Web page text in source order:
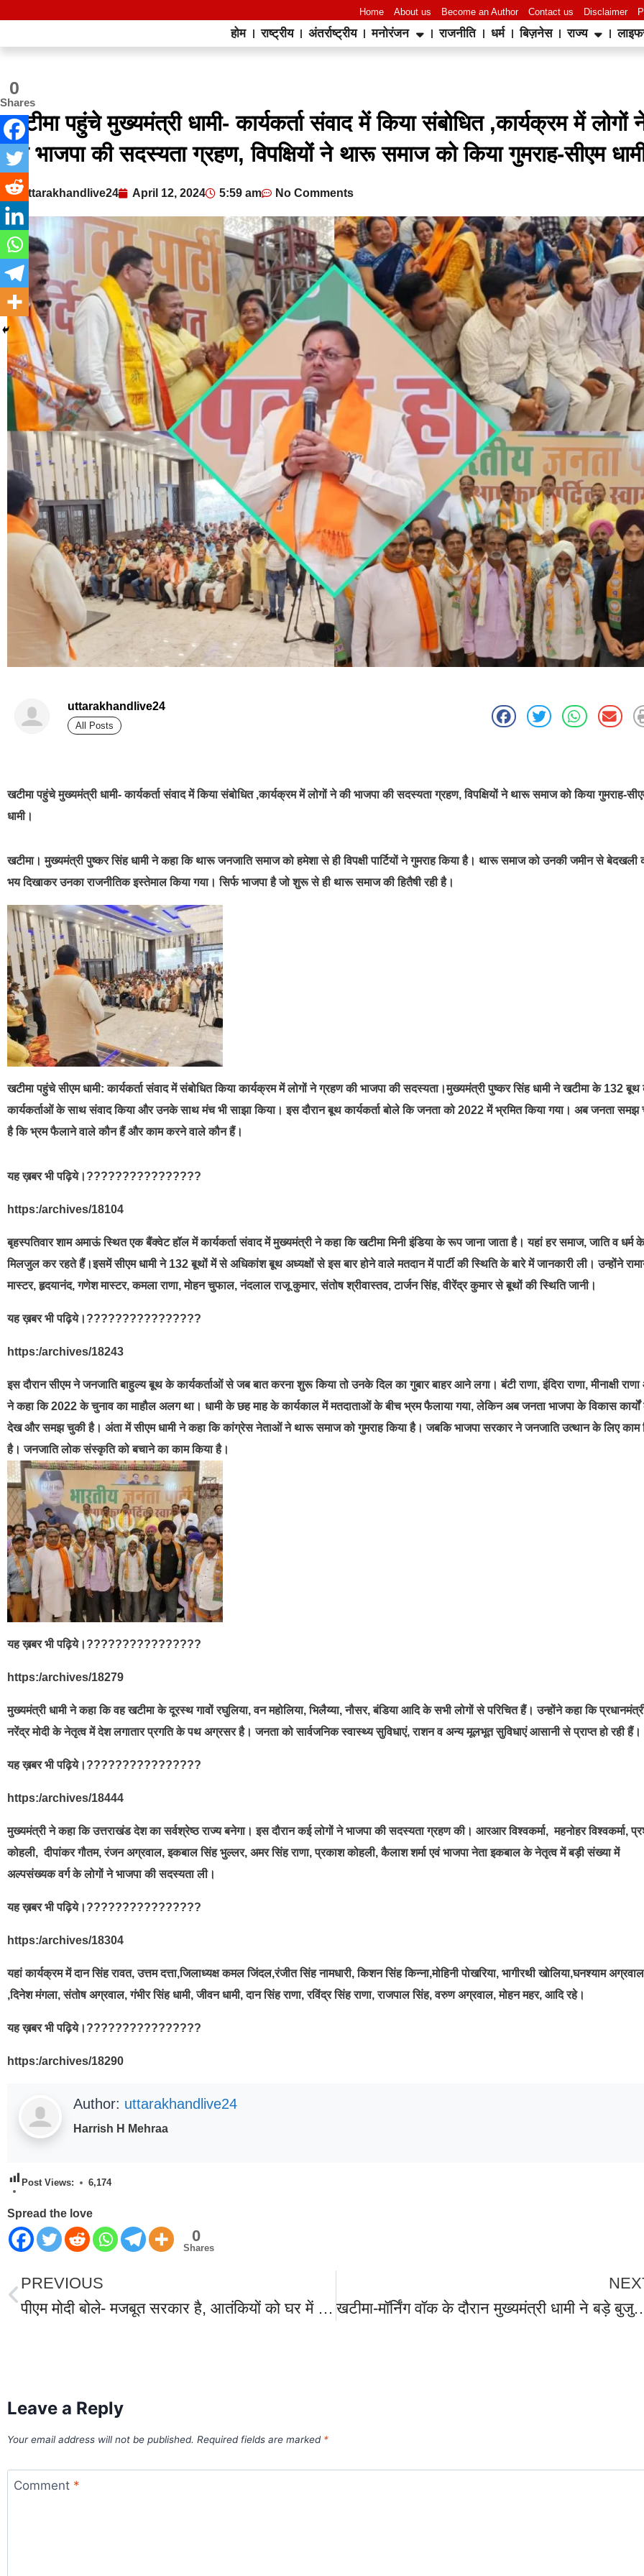
Home About us Become an Author Contact us Disclaimer
होम राष्ट्रीय अंतर्राष्ट्रीय मनोरंजन राजनीति धर्म बिज़नेस राज्य
खटीमा पहुंचे मुख्यमंत्री धामी- कार्यकर्ता संवाद में किया संबोधित ,कार्यक्रम में लोगों
की भाजपा की सदस्यता ग्रहण, विपक्षियों ने थारू समाज को किया गुमराह-सीएम
uttarakhandlive24 April 12, 2024 5:59 am No Comments
uttarakhandlive24
All Posts
खटीमा पहुंचे मुख्यमंत्री धामी- कार्यकर्ता संवाद में किया संबोधित ,कार्यक्रम में लोगों ने की भाजपा की सदस्यता ग्रहण, विपक्षियों ने थारू समाज को किया गुमराह-
धामी।
खटीमा। मुख्यमंत्री पुष्कर सिंह धामी ने कहा कि थारू जनजाति समाज को हमेशा से ही विपक्षी पार्टियों ने गुमराह किया है। थारू समाज को उनकी जमीन से बेदखली
भय दिखाकर उनका राजनीतिक इस्तेमाल किया गया। सिर्फ भाजपा है जो शुरू से ही थारू समाज की हितैषी रही है।
खटीमा पहुंचे सीएम धामी: कार्यकर्ता संवाद में संबोधित किया कार्यक्रम में लोगों ने ग्रहण की भाजपा की सदस्यता।मुख्यमंत्री पुष्कर सिंह धामी ने खटीमा के 132
कार्यकर्ताओं के साथ संवाद किया और उनके साथ मंच भी साझा किया। इस दौरान बूथ कार्यकर्ता बोले कि जनता को 2022 में भ्रमित किया गया। अब जनता समझ
है कि भ्रम फैलाने वाले कौन हैं और काम करने वाले कौन हैं।
यह ख़बर भी पढ़िये।????????????????
https:/archives/18104
बृहस्पतिवार शाम अमाऊं स्थित एक बैंक्वेट हॉल में कार्यकर्ता संवाद में मुख्यमंत्री ने कहा कि खटीमा मिनी इंडिया के रूप जाना जाता है। यहां हर समाज, जाति व धर्म
मिलजुल कर रहते हैं।इसमें सीएम धामी ने 132 बूथों में से अधिकांश बूथ अध्यक्षों से इस बार होने वाले मतदान में पार्टी की स्थिति के बारे में जानकारी ली। उन्होंने
मास्टर, हृदयानंद, गणेश मास्टर, कमला राणा, मोहन चुफाल, नंदलाल राजू कुमार, संतोष श्रीवास्तव, टार्जन सिंह, वीरेंद्र कुमार से बूथों की स्थिति जानी।
यह ख़बर भी पढ़िये।????????????????
https:/archives/18243
इस दौरान सीएम ने जनजाति बाहुल्य बूथ के कार्यकर्ताओं से जब बात करना शुरू किया तो उनके दिल का गुबार बाहर आने लगा। बंटी राणा, इंदिरा राणा, मीनाक्षी
ने कहा कि 2022 के चुनाव का माहौल अलग था। धामी के छह माह के कार्यकाल में मतदाताओं के बीच भ्रम फैलाया गया, लेकिन अब जनता भाजपा के विकास कार्यों
देख और समझ चुकी है। अंता में सीएम धामी ने कहा कि कांग्रेस नेताओं ने थारू समाज को गुमराह किया है। जबकि भाजपा सरकार ने जनजाति उत्थान के लिए काम
है। जनजाति लोक संस्कृति को बचाने का काम किया है।
यह ख़बर भी पढ़िये।????????????????
https:/archives/18279
मुख्यमंत्री धामी ने कहा कि वह खटीमा के दूरस्थ गावों रघुलिया, वन महोलिया, भिलैय्या, नौसर, बंडिया आदि के सभी लोगों से परिचित हैं। उन्होंने कहा कि
नरेंद्र मोदी के नेतृत्व में देश लगातार प्रगति के पथ अग्रसर है। जनता को सार्वजनिक स्वास्थ्य सुविधाएं, राशन व अन्य मूलभूत सुविधाएं आसानी से प्राप्त हो रही हैं।
यह ख़बर भी पढ़िये।????????????????
https:/archives/18444
मुख्यमंत्री ने कहा कि उत्तराखंड देश का सर्वश्रेष्ठ राज्य बनेगा। इस दौरान कई लोगों ने भाजपा की सदस्यता ग्रहण की। आरआर विश्वकर्मा, महनोहर विश्वकर्मा,
कोहली, दीपांकर गौतम, रंजन अग्रवाल, इकबाल सिंह भुल्लर, अमर सिंह राणा, प्रकाश कोहली, कैलाश शर्मा एवं भाजपा नेता इकबाल के नेतृत्व में बड़ी संख्या में
अल्पसंख्यक वर्ग के लोगों ने भाजपा की सदस्यता ली।
यह ख़बर भी पढ़िये।????????????????
https:/archives/18304
यहां कार्यक्रम में दान सिंह रावत, उत्तम दत्ता,जिलाध्यक्ष कमल जिंदल,रंजीत सिंह नामधारी, किशन सिंह किन्ना,मोहिनी पोखरिया, भागीरथी खोलिया,घनश्याम अग्रवाल
,दिनेश मंगला, संतोष अग्रवाल, गंभीर सिंह धामी, जीवन धामी, दान सिंह राणा, रविंद्र सिंह राणा, राजपाल सिंह, वरुण अग्रवाल, मोहन महर, आदि रहे।
यह ख़बर भी पढ़िये।????????????????
https:/archives/18290
Author: uttarakhandlive24
Harrish H Mehraa
Post Views: 6,174
Spread the love
0
Shares
0
Shares
PREVIOUS
पीएम मोदी बोले- मजबूत सरकार है, आतंकियों को घर में घुस कर मारती है,राम लला से लेकर गंगा के अस्तित्व पर कांग्रेस को घेर गए बोले,शानदार काम कर रही धामी सरकार-पीएम मोदी
खटीमा-मॉर्निंग वॉक के दौरान मुख्यमंत्री धामी ने बड़े बुजुर्गों तक पहुंचाया मोदी का प्रणाम और राम-
Leave a Reply
Your email address will not be published. Required fields are marked *
Comment *